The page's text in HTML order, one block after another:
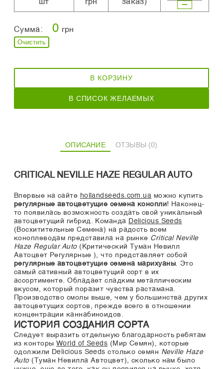
шт
грн
заказ)
Сумма: 0 грн
Очистить
В КОРЗИНУ
В СПИСОК ЖЕЛАЕМЫХ
ОПИСАНИЕ ОТЗЫВЫ (0)
CRITICAL NEVILLE HAZE REGULAR AUTO
Впервые на сайте hollandseeds.com.ua можно купить
регулярные автоцветущие семена конопли! Наконец-
то появилась возможность создать свой уникальный
автоцветущий гибрид. Команда Delicious Seeds
(Восхитительные Семена) на радость всем
коноплеводам представила на рынке Critical Neville
Haze Regular Auto(Критический Туман Невилл
Автоцвет Регулярные ), что представляет собой
регулярные автоцветущие семена марихуаны. Это
самый сативный автоцветущий сорт в их
ассортименте. Обладает сладким металлическим
вкусом, который поразит чувства растамана.
Производство смолы выше, чем у большинства других
автоцветущих сортов, прежде всего в отношении
концентрации каннабиноидов.
ИСТОРИЯ СОЗДАНИЯ СОРТА
Следует выразить отдельную благодарность ребятам
из конторы World of Seeds (Мир Семян), которые
одолжили Delicious Seeds столько семян Neville Haze
Auto(Туман Невилла Автоцвет), сколько нам было